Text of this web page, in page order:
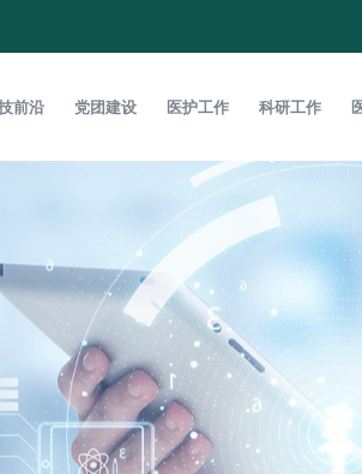
前沿 党团建设 医护工作 科研工作